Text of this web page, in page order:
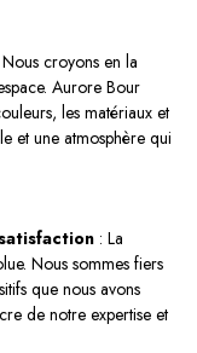
croyons en la
Aurore Bour
les matériaux et
et une atmosphère qui
: La
Nous sommes fiers
que nous avons
de notre expertise et